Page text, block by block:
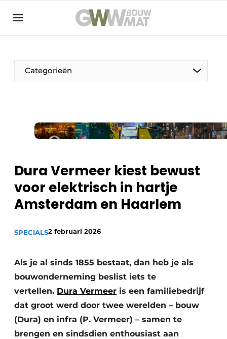
NL EN
Categorieën
De Pen
Duurzaamheid & Innovatie
Dura Vermeer kiest bewust
voor elektrisch in hartje
Amsterdam en Haarlem
SPECIALS2 februari 2026
Als je al sinds 1855 bestaat, dan heb je als
bouwonderneming beslist iets te
vertellen. Dura Vermeer is een familiebedrijf
dat groot werd door twee werelden – bouw
(Dura) en infra (P. Vermeer) – samen te
brengen en sindsdien enthousiast aan